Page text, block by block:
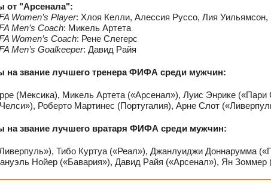
от "Арсенала":
Women’s Player: Хлоя Келли, Алессия Руссо, Лия
Men’s Coach: Микель Артета
Women’s Coach: Рене Слегерс
Men’s Goalkeeper: Давид Райя
на звание лучшего тренера ФИФА среди мужчин:
(Мексика), Микель Артета («Арсенал»), Луис Энрике
Роберто Мартинес (Португалия), Арне Слот
на звание лучшего вратаря ФИФА среди мужчин:
Тибо Куртуа («Реал»), Джанлуиджи Доннарумма
Нойер («Бавария»), Давид Райя («Арсенал»), Ян